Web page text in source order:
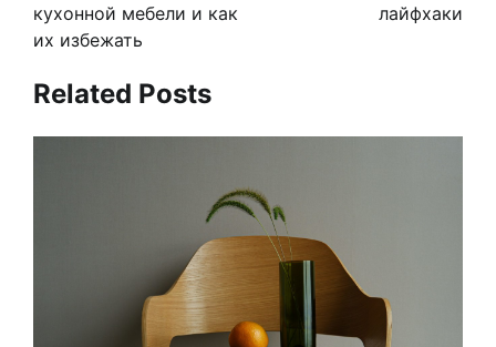
кухонной мебели и как
их избежать
лайфхаки
Related Posts